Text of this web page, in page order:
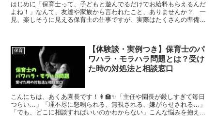
はじめに「保育士って、子どもと遊んでるだけでお給料もらえるんだ
よね！」なんて、友達や家族から言われたこと、ありませんか？ 一
見、楽しそうに見える保育士の仕事ですが、実際はたくさんの準備や
保育
【体験談・実例つき】保育士のパ
ワハラ・モラハラ問題とは？受け
た時の対処法と相談窓口
こんにちは、あくあ園長です！👩‍🏫✨「主任や園長が厳しすぎて毎日
つらい…」「理不尽に怒鳴られる、無視される、嫌がらせされる…」
「でも、どこに相談すればいいのかわからない」こんな悩みを抱えて